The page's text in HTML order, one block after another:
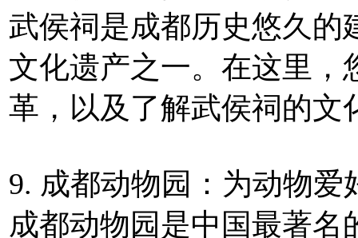
武侯祠是成都历史悠久的
文化遗产之一。在这里，
革，以及了解武侯祠的文
9. 成都动物园：为动物
成都动物园是中国最著